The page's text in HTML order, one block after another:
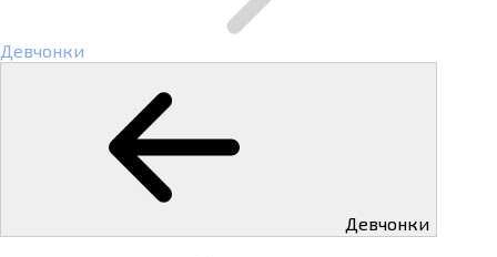
Девчонки
Девчонки